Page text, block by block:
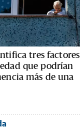
tres factores
que podrían
más de una